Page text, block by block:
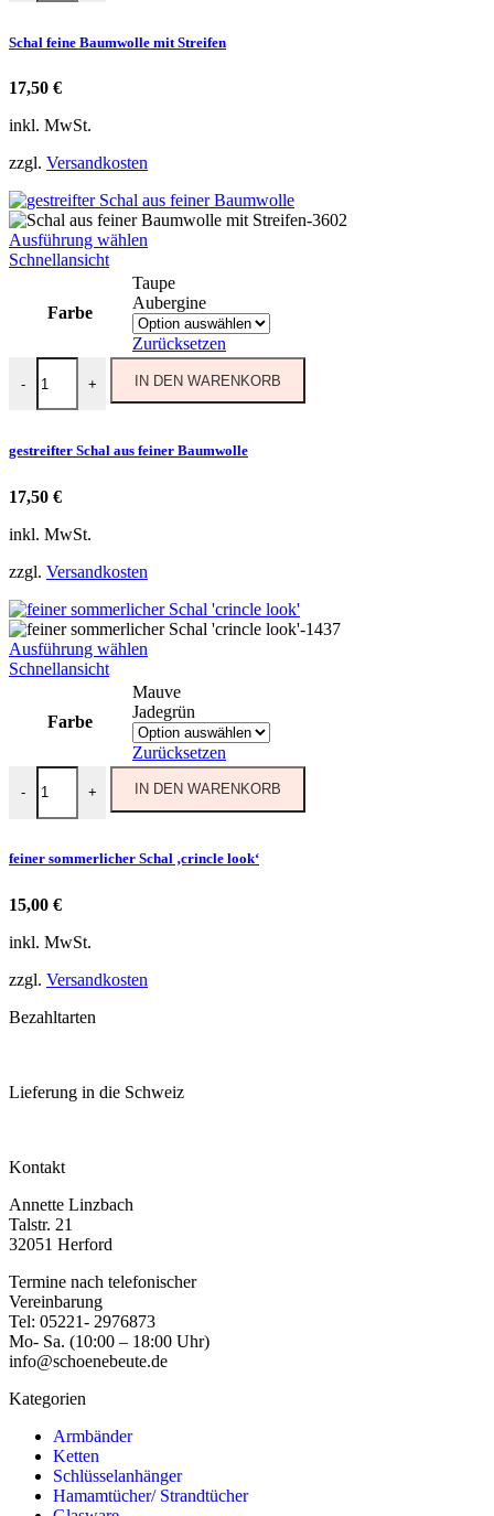
gewählt
Schal feine Baumwolle mit Streifen
17,50 €
inkl. MwSt.
zzgl. Versandkosten
Ausführung wählen
weist
mehrere
Varianten
auf.
Die
Optionen
können
Produktseite
Schnellansicht
Farbe
Taupe
Aubergine
Zurücksetzen
-
gestreifter Schal aus feiner Baumwolle Menge
+ IN DEN WARENKORB
gestreifter Schal aus feiner Baumwolle
17,50 €
inkl. MwSt.
zzgl. Versandkosten
Ausführung wählen
weist
mehrere
Varianten
auf.
Die
Optionen
können
Produktseite
Schnellansicht
Farbe
Mauve
Jadegrün
Zurücksetzen
-
feiner sommerlicher Schal 'crincle look' Menge
+ IN DEN WARENKORB
feiner sommerlicher Schal ‚crincle look‘
15,00 €
inkl. MwSt.
zzgl. Versandkosten
Bezahltarten
Lieferung in die Schweiz
Kontakt
Annette Linzbach
Talstr. 21
32051 Herford
Termine nach telefonischer
Vereinbarung
Tel: 05221- 2976873
Mo- Sa. (10:00 – 18:00 Uhr)
info@schoenebeute.de
Kategorien
Armbänder
Ketten
Schlüsselanhänger
Hamamtücher/ Strandtücher